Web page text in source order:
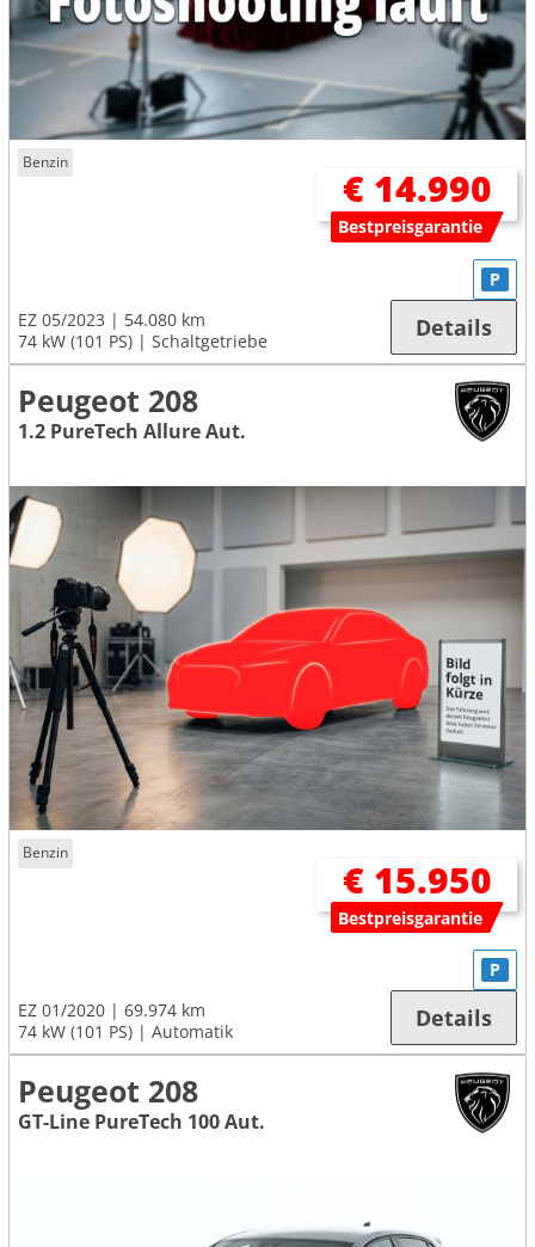
Benzin
€ 14.990
Bestpreisgarantie
EZ 05/2023
54.080 km
74 kW (101 PS)
Schaltgetriebe
P
Details
Peugeot 208
1.2 PureTech Allure Aut.
Benzin
€ 15.950
Bestpreisgarantie
EZ 01/2020
69.974 km
74 kW (101 PS)
Automatik
P
Details
Peugeot 208
GT-Line PureTech 100 Aut.